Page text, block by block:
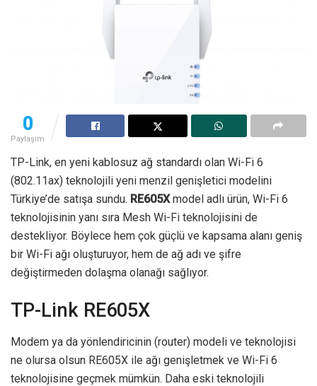
0
Paylaşım
TP-Link, en yeni kablosuz ağ standardı olan Wi-Fi 6
(802.11ax) teknolojili yeni menzil genişletici modelini
Türkiye’de satışa sundu. RE605Xmodel adlı ürün, Wi-Fi 6
teknolojisinin yanı sıra Mesh Wi-Fi teknolojisini de
destekliyor. Böylece hem çok güçlü ve kapsama alanı geniş
bir Wi-Fi ağı oluşturuyor, hem de ağ adı ve şifre
değiştirmeden dolaşma olanağı sağlıyor.
TP-Link RE605X
Modem ya da yönlendiricinin (router) modeli ve teknolojisi
ne olursa olsun RE605X ile ağı genişletmek ve Wi-Fi 6
teknolojisine geçmek mümkün. Daha eski teknolojili